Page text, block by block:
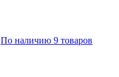
По наличию 9 товаров